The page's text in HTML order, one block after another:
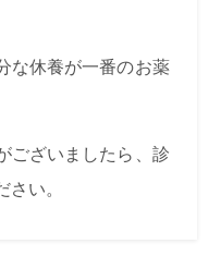
な休養が一番のお薬
ございましたら、診
い。